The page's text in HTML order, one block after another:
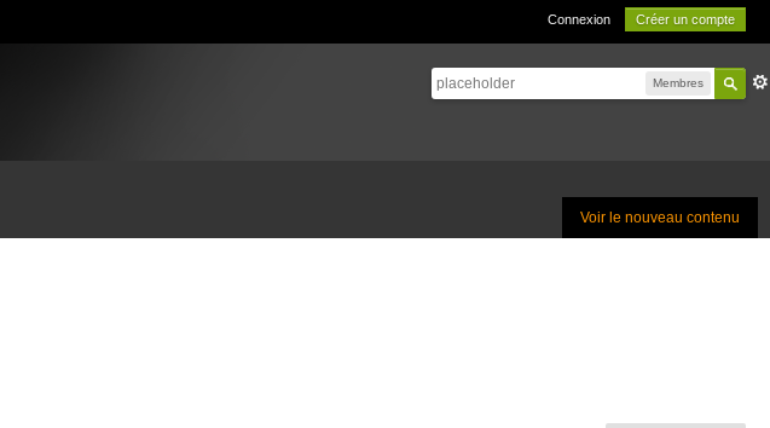
Connexion Créer un compte
Membres
Voir le nouveau contenu